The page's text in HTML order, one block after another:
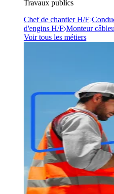
Travaux publics
Chef de chantier H/F
d'engins H/F Monteur
Voir tous les métiers